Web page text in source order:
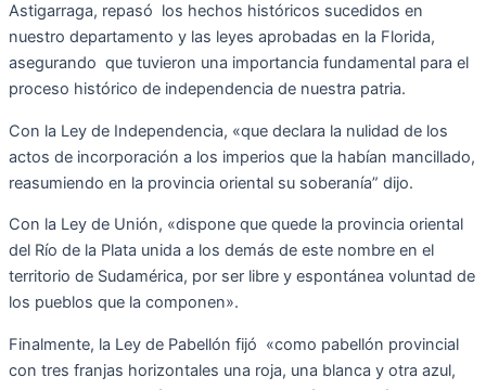
Astigarraga, repasó los hechos históricos sucedidos en
nuestro departamento y las leyes aprobadas en la Florida,
asegurando que tuvieron una importancia fundamental para el
proceso histórico de independencia de nuestra patria.
Con la Ley de Independencia, «que declara la nulidad de los
actos de incorporación a los imperios que la habían mancillado,
reasumiendo en la provincia oriental su soberanía” dijo.
Con la Ley de Unión, «dispone que quede la provincia oriental
del Río de la Plata unida a los demás de este nombre en el
territorio de Sudamérica, por ser libre y espontánea voluntad de
los pueblos que la componen».
Finalmente, la Ley de Pabellón fijó «como pabellón provincial
con tres franjas horizontales una roja, una blanca y otra azul,